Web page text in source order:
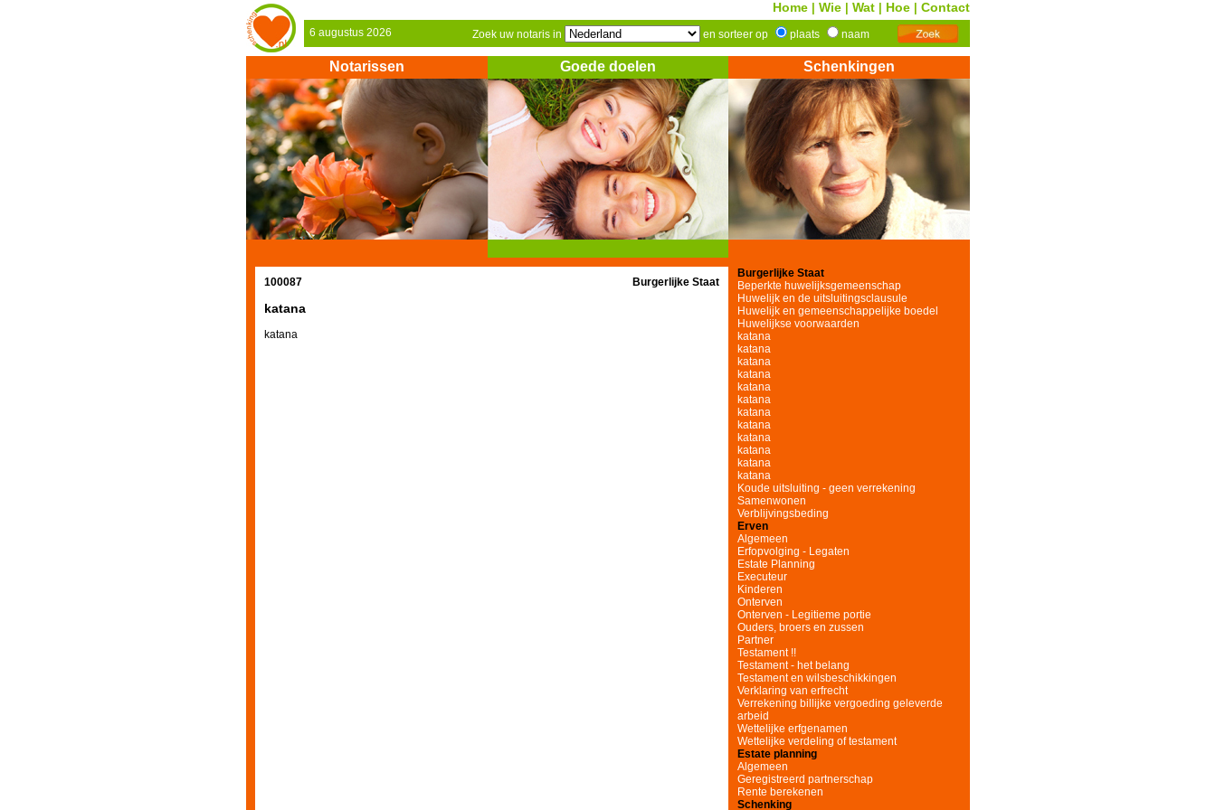
Home Wie Wat Hoe Contact
6 augustus 2026 Zoek uw notaris in en sorteer op plaats naam
Notarissen Goede doelen Schenkingen
100087 Burgerlijke Staat
katana
katana
Burgerlijke Staat
Beperkte huwelijksgemeenschap
Huwelijk en de uitsluitingsclausule
Huwelijk en gemeenschappelijke boedel
Huwelijkse voorwaarden
katana
katana
katana
katana
katana
katana
katana
katana
katana
katana
katana
katana
Koude uitsluiting - geen verrekening
Samenwonen
Verblijvingsbeding
Erven
Algemeen
Erfopvolging - Legaten
Estate Planning
Executeur
Kinderen
Onterven
Onterven - Legitieme portie
Ouders, broers en zussen
Partner
Testament !!
Testament - het belang
Testament en wilsbeschikkingen
Verklaring van erfrecht
Verrekening billijke vergoeding geleverde
arbeid
Wettelijke erfgenamen
Wettelijke verdeling of testament
Estate planning
Algemeen
Geregistreerd partnerschap
Rente berekenen
Schenking